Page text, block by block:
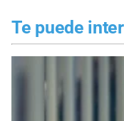
Te puede